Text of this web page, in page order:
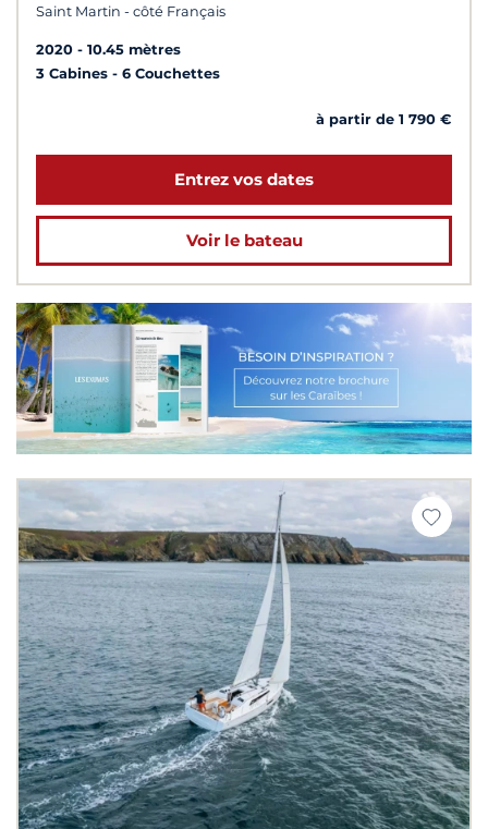
Saint Martin - côté Français
2020
10.45 mètres
3 Cabines
6 Couchettes
à partir de 1 790 €
Entrez vos dates
Voir le bateau